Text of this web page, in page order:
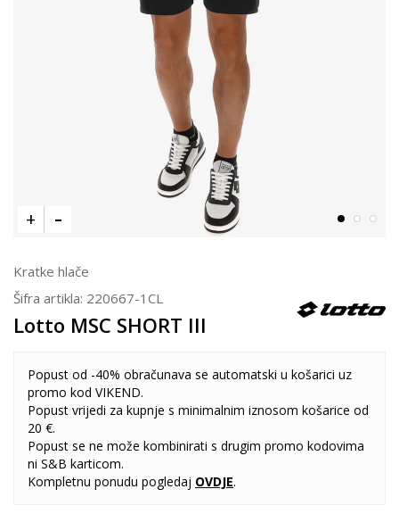
Kratke hlače
Šifra artikla: 220667-1CL
Lotto MSC SHORT III
Popust od -40% obračunava se automatski u košarici uz
promo kod VIKEND.
Popust vrijedi za kupnje s minimalnim iznosom košarice od
20 €.
Popust se ne može kombinirati s drugim promo kodovima
ni S&B karticom.
Kompletnu ponudu pogledaj OVDJE.